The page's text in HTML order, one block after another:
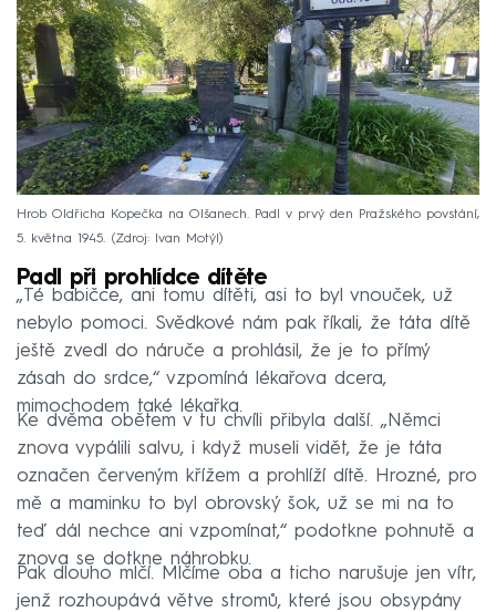
Hrob Oldřicha Kopečka na Olšanech. Padl v prvý den Pražského povstání,
5. května 1945.
Zdroj: Ivan Motýl
Padl při prohlídce dítěte
„Té babičce, ani tomu dítěti, asi to byl vnouček, už
nebylo pomoci. Svědkové nám pak říkali, že táta dítě
ještě zvedl do náruče a prohlásil, že je to přímý
zásah do srdce,“ vzpomíná lékařova dcera,
mimochodem také lékařka.
Ke dvěma obětem v tu chvíli přibyla další. „Němci
znova vypálili salvu, i když museli vidět, že je táta
označen červeným křížem a prohlíží dítě. Hrozné, pro
mě a maminku to byl obrovský šok, už se mi na to
teď dál nechce ani vzpomínat,“ podotkne pohnutě a
znova se dotkne náhrobku.
Pak dlouho mlčí. Mlčíme oba a ticho narušuje jen vítr,
jenž rozhoupává větve stromů, které jsou obsypány